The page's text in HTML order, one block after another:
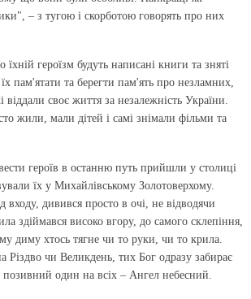
– з тугою і скорботою говорять про них
героїзм будуть написані книги та зняті
пам'ятати та берегти пам'ять про незламних,
віддали своє життя за незалежність України.
жили, мали дітей і самі знімали фільми та
героїв в останню путь прийшли у столиці
їх у Михайлівському Золотоверхому.
входу, дивився просто в очі, не відводячи
здіймався високо вгору, до самого склепіння,
диму хтось тягне чи то руки, чи то крила.
Різдво чи Великдень, тих Бог одразу забирає
один на всіх – Ангел небесний.